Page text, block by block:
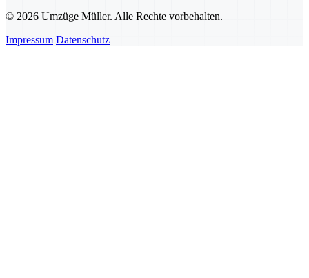
© 2026 Umzüge Müller. Alle Rechte vorbehalten.
Impressum Datenschutz